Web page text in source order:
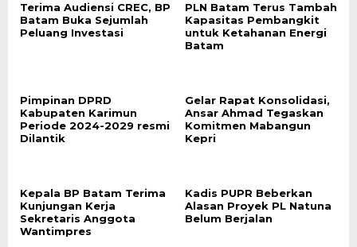
Terima Audiensi CREC, BP
Batam Buka Sejumlah
Peluang Investasi
PLN Batam Terus Tambah
Kapasitas Pembangkit
untuk Ketahanan Energi
Batam
Pimpinan DPRD
Kabupaten Karimun
Periode 2024-2029 resmi
Dilantik
Gelar Rapat Konsolidasi,
Ansar Ahmad Tegaskan
Komitmen Mabangun
Kepri
Kepala BP Batam Terima
Kunjungan Kerja
Sekretaris Anggota
Wantimpres
Kadis PUPR Beberkan
Alasan Proyek PL Natuna
Belum Berjalan